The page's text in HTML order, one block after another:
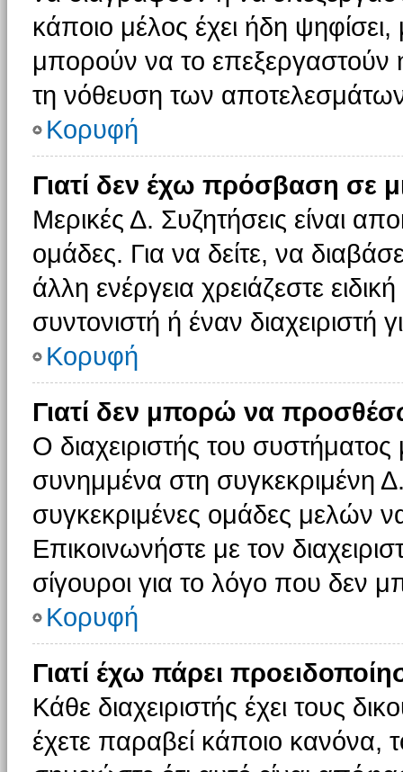
κάποιο μέλος έχει ήδη ψηφίσει,
μπορούν να το επεξεργαστούν
τη νόθευση των
Κορυφή
Γιατί δεν έχω πρόσβαση σε
Μερικές Δ. Συζητήσεις είναι
ομάδες. Για να δείτε, να
άλλη ενέργεια χρειάζεστε
συντονιστή ή έναν διαχειριστή
Κορυφή
Γιατί δεν μπορώ να
Ο διαχειριστής του
συνημμένα στη συγκεκριμένη
συγκεκριμένες ομάδες μελών
Επικοινωνήστε με τον
σίγουροι για το λόγο που δεν
Κορυφή
Γιατί έχω πάρει
Κάθε διαχειριστής έχει τους
έχετε παραβεί κάποιο κανόνα,